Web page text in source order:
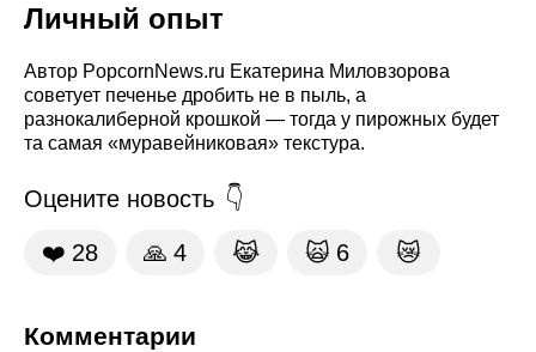
Личный опыт
Автор PopcornNews.ru Екатерина Миловзорова
советует печенье дробить не в пыль, а
разнокалиберной крошкой — тогда у пирожных будет
та самая «муравейниковая» текстура.
Оцените новость
❤️ 28 🙏 4 😹 🙀 6 😿
Комментарии